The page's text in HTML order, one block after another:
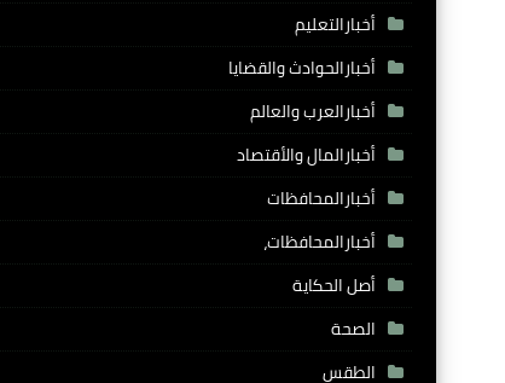
أخبارالتعليم
أخبارالحوادث والقضايا
أخبارالعرب والعالم
أخبارالمال والأقتصاد
أخبارالمحافظات
أخبارالمحافظات،
أصل الحكاية
الصحة
الطقس